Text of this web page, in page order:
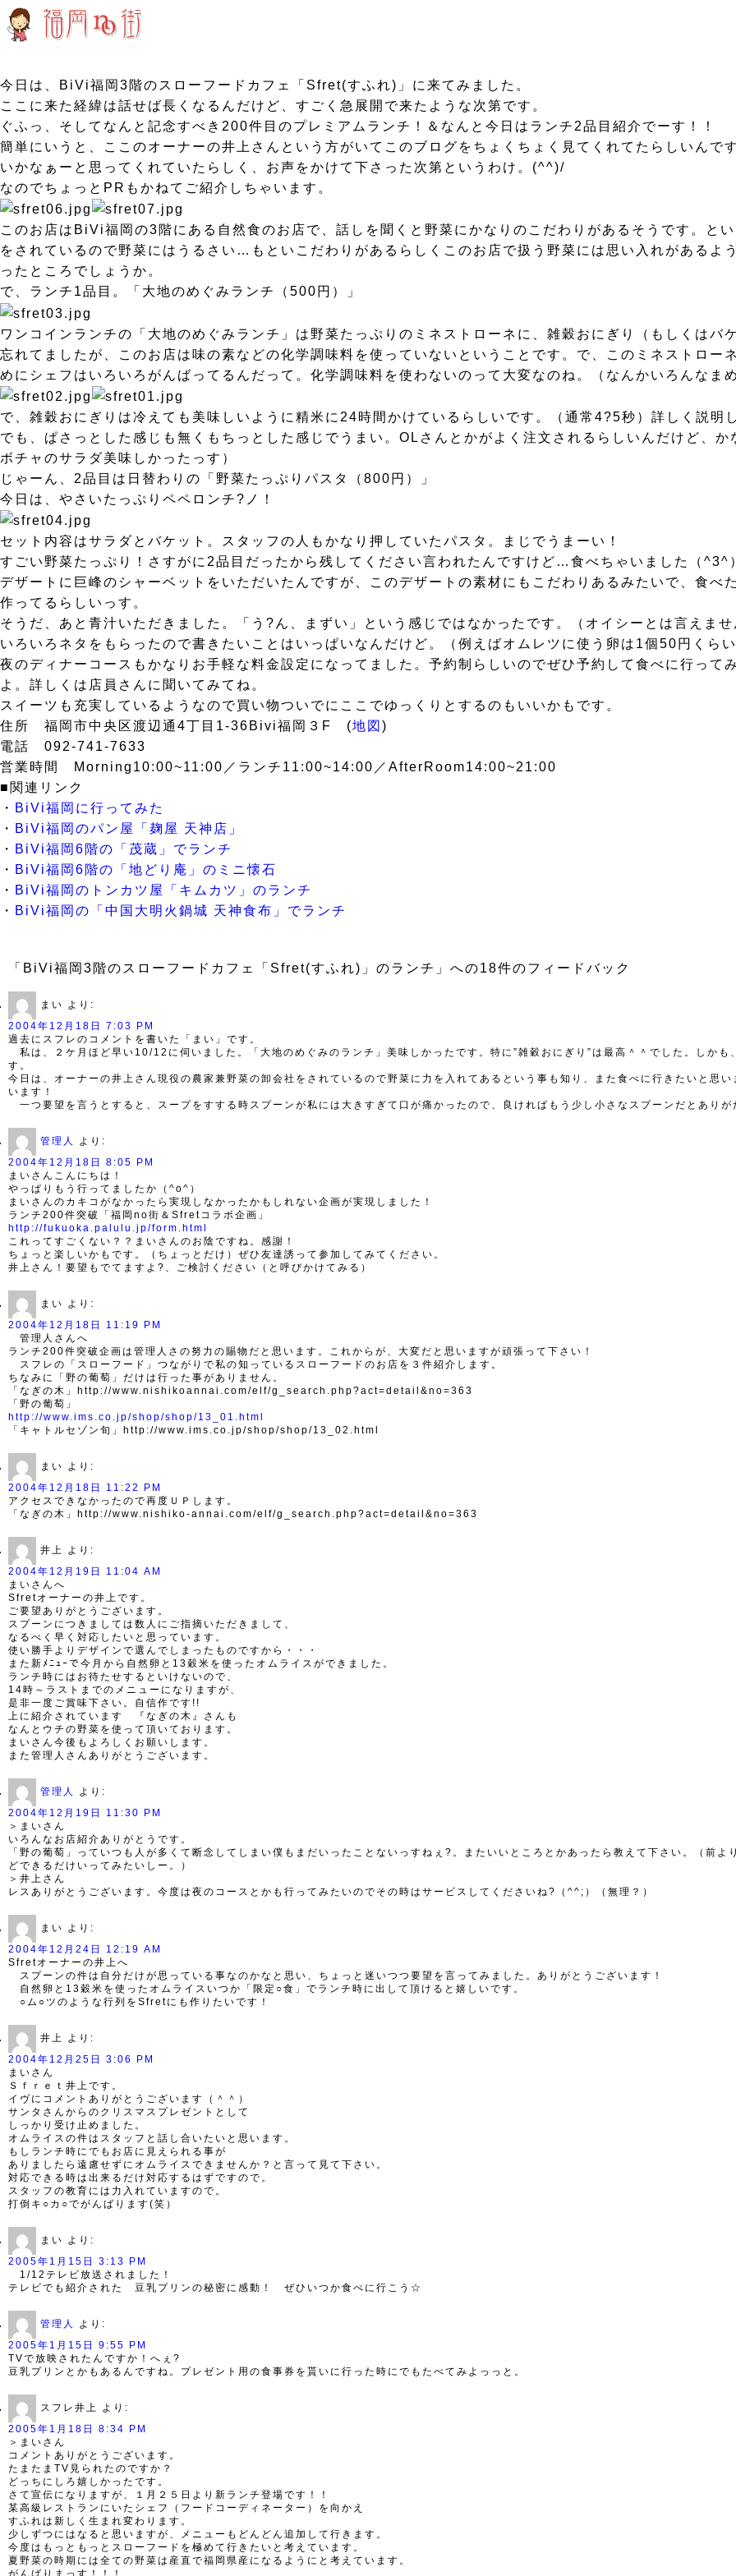
今日は、BiVi福岡3階のスローフードカフェ「Sfret(すふれ)」に来てみました。
ここに来た経緯は話せば長くなるんだけど、すごく急展開で来たような次第です。
ぐふっ、そしてなんと記念すべき200件目のプレミアムランチ！＆なんと今日はランチ2品目紹介でーす！！
簡単にいうと、ここのオーナーの井上さんという方がいてこのブログをちょくちょく見てくれてたらしいんで
いかなぁーと思ってくれていたらしく、お声をかけて下さった次第というわけ。(^^)/
なのでちょっとPRもかねてご紹介しちゃいます。
このお店はBiVi福岡の3階にある自然食のお店で、話しを聞くと野菜にかなりのこだわりがあるそうです。と
をされているので野菜にはうるさい…もといこだわりがあるらしくこのお店で扱う野菜には思い入れがあるよ
ったところでしょうか。
で、ランチ1品目。「大地のめぐみランチ（500円）」
ワンコインランチの「大地のめぐみランチ」は野菜たっぷりのミネストローネに、雑穀おにぎり（もしくはバ
忘れてましたが、このお店は味の素などの化学調味料を使っていないということです。で、このミネストロー
めにシェフはいろいろがんばってるんだって。化学調味料を使わないのって大変なのね。（なんかいろんなま
で、雑穀おにぎりは冷えても美味しいように精米に24時間かけているらしいです。（通常4?5秒）詳しく説明
でも、ぱさっとした感じも無くもちっとした感じでうまい。OLさんとかがよく注文されるらしいんだけど、
ボチャのサラダ美味しかったっす）
じゃーん、2品目は日替わりの「野菜たっぷりパスタ（800円）」
今日は、やさいたっぷりペペロンチ?ノ！
セット内容はサラダとバケット。スタッフの人もかなり押していたパスタ。まじでうまーい！
すごい野菜たっぷり！さすがに2品目だったから残してください言われたんですけど…食べちゃいました（^3^
デザートに巨峰のシャーベットをいただいたんですが、このデザートの素材にもこだわりあるみたいで、食べ
作ってるらしいっす。
そうだ、あと青汁いただきました。「う?ん、まずい」という感じではなかったです。（オイシーとは言えま
いろいろネタをもらったので書きたいことはいっぱいなんだけど。（例えばオムレツに使う卵は1個50円くら
夜のディナーコースもかなりお手軽な料金設定になってました。予約制らしいのでぜひ予約して食べに行って
よ。詳しくは店員さんに聞いてみてね。
スイーツも充実しているようなので買い物ついでにここでゆっくりとするのもいいかもです。
住所 福岡市中央区渡辺通4丁目1-36Bivi福岡３F (地図 )
電話 092-741-7633
営業時間 Morning10:00~11:00／ランチ11:00~14:00／AfterRoom14:00~21:00
■関連リンク
・ BiVi福岡に行ってみた
・ BiVi福岡のパン屋「麹屋 天神店」
・ BiVi福岡6階の「茂蔵」でランチ
・ BiVi福岡6階の「地どり庵」のミニ懐石
・ BiVi福岡のトンカツ屋「キムカツ」のランチ
・ BiVi福岡の「中国大明火鍋城 天神食布」でランチ
「BiVi福岡3階のスローフードカフェ「Sfret(すふれ)」のランチ」への18件のフィードバック
まい より:
2004年12月18日 7:03 PM
過去にスフレのコメントを書いた「まい」です。
私は、２ケ月ほど早い10/12に伺いました。「大地のめぐみのランチ」美味しかったです。特に”雑穀おにぎり”は最高＾＾でした。しかも
す。
今日は、オーナーの井上さん現役の農家兼野菜の卸会社をされているので野菜に力を入れてあるという事も知り、また食べに行きたいと思
います！
一つ要望を言うとすると、スープをすする時スプーンが私には大きすぎて口が痛かったので、良ければもう少し小さなスプーンだとありが
管理人
より:
2004年12月18日 8:05 PM
まいさんこんにちは！
やっぱりもう行ってましたか（^o^）
まいさんのカキコがなかったら実現しなかったかもしれない企画が実現しました！
ランチ200件突破「福岡no街＆Sfretコラボ企画」
http://fukuoka.palulu.jp/form.html
これってすごくない？？まいさんのお陰ですね。感謝！
ちょっと楽しいかもです。（ちょっとだけ）ぜひ友達誘って参加してみてください。
井上さん！要望もでてますよ?、ご検討ください（と呼びかけてみる）
まい より:
2004年12月18日 11:19 PM
管理人さんへ
ランチ200件突破企画は管理人さの努力の賜物だと思います。これからが、大変だと思いますが頑張って下さい！
スフレの「スローフード」つながりで私の知っているスローフードのお店を３件紹介します。
ちなみに「野の葡萄」だけは行った事がありません。
「なぎの木」http://www.nishikoannai.com/elf/g_search.php?act=detail&no=363
「野の葡萄」
http://www.ims.co.jp/shop/shop/13_01.html
「キャトルセゾン旬」http://www.ims.co.jp/shop/shop/13_02.html
まい より:
2004年12月18日 11:22 PM
アクセスできなかったので再度ＵＰします。
「なぎの木」http://www.nishiko-annai.com/elf/g_search.php?act=detail&no=363
井上 より:
2004年12月19日 11:04 AM
まいさんへ
Sfretオーナーの井上です。
ご要望ありがとうございます。
スプーンにつきましては数人にご指摘いただきまして、
なるべく早く対応したいと思っています。
使い勝手よりデザインで選んでしまったものですから・・・
また新ﾒﾆｭｰで今月から自然卵と13穀米を使ったオムライスができました。
ランチ時にはお待たせするといけないので、
14時～ラストまでのメニューになりますが、
是非一度ご賞味下さい。自信作です!!
上に紹介されています 『なぎの木』さんも
なんとウチの野菜を使って頂いております。
まいさん今後もよろしくお願いします。
また管理人さんありがとうございます。
管理人
より:
2004年12月19日 11:30 PM
＞まいさん
いろんなお店紹介ありがとうです。
「野の葡萄」っていつも人が多くて断念してしまい僕もまだいったことないっすねぇ?。またいいところとかあったら教えて下さい。（前
どできるだけいってみたいしー。）
＞井上さん
レスありがとうございます。今度は夜のコースとかも行ってみたいのでその時はサービスしてくださいね?（^^;）（無理？）
まい より:
2004年12月24日 12:19 AM
Sfretオーナーの井上へ
スプーンの件は自分だけが思っている事なのかなと思い、ちょっと迷いつつ要望を言ってみました。ありがとうございます！
自然卵と13穀米を使ったオムライスいつか「限定○食」でランチ時に出して頂けると嬉しいです。
○ム○ツのような行列をSfretにも作りたいです！
井上 より:
2004年12月25日 3:06 PM
まいさん
Ｓｆｒｅｔ井上です。
イヴにコメントありがとうございます（＾＾）
サンタさんからのクリスマスプレゼントとして
しっかり受け止めました。
オムライスの件はスタッフと話し合いたいと思います。
もしランチ時にでもお店に見えられる事が
ありましたら遠慮せずにオムライスできませんか？と言って見て下さい。
対応できる時は出来るだけ対応するはずですので。
スタッフの教育には力入れていますので。
打倒キ○カ○でがんばります(笑）
まい より:
2005年1月15日 3:13 PM
1/12テレビ放送されました！
テレビでも紹介された 豆乳プリンの秘密に感動！ ぜひいつか食べに行こう☆
管理人
より:
2005年1月15日 9:55 PM
TVで放映されたんですか！へぇ?
豆乳プリンとかもあるんですね。プレゼント用の食事券を貰いに行った時にでもたべてみよっっと。
スフレ井上 より:
2005年1月18日 8:34 PM
＞まいさん
コメントありがとうございます。
たまたまTV見られたのですか？
どっちにしろ嬉しかったです。
さて宣伝になりますが、１月２５日より新ランチ登場です！！
某高級レストランにいたシェフ（フードコーディネーター）を向かえ
すふれは新しく生まれ変わります。
少しずつにはなると思いますが、メニューもどんどん追加して行きます。
今度はもっともっとスローフードを極めて行きたいと考えています。
夏野菜の時期には全ての野菜は産直で福岡県産になるようにと考えています。
がんばりまっす！！！